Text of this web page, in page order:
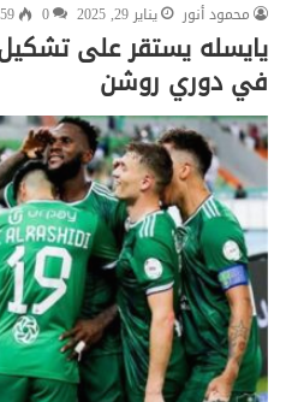
محمود أنور
يناير 29, 2025 0
59
يايسله يستقر على
في دوري روشن